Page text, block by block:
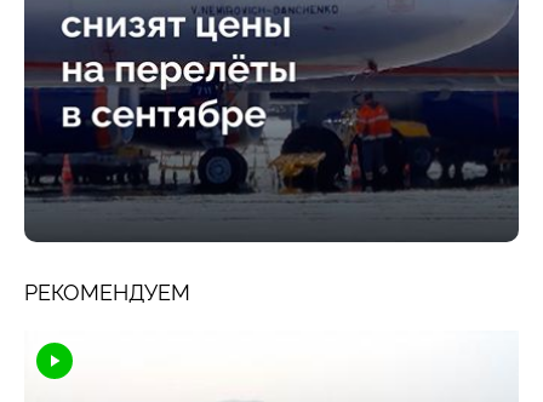
РЕКОМЕНДУЕМ